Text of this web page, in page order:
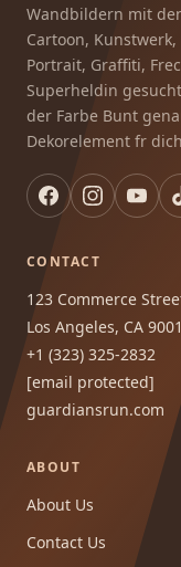
Wandbildern mit
Cartoon,
Portrait, Graffiti,
Superheldin
der Farbe Bunt
Dekorelement fr
CONTACT
123 Commerce
Los Angeles, CA
+1 (323) 325-2832
[email protected]
guardiansrun.com
ABOUT
About Us
Contact Us